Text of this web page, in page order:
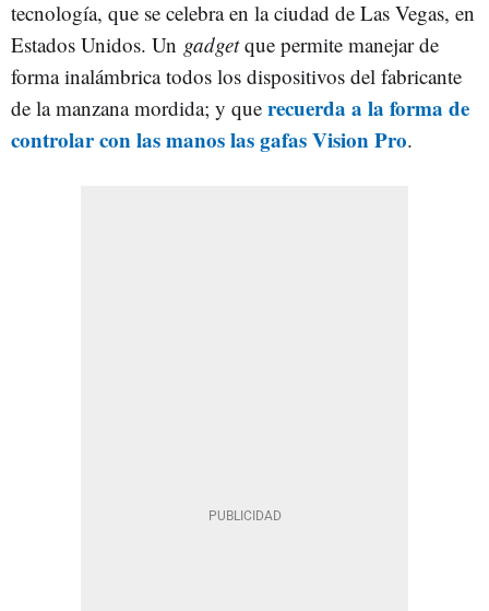
tecnología, que se celebra en la ciudad de Las Vegas, en
Estados Unidos. Un gadgetque permite manejar de
forma inalámbrica todos los dispositivos del fabricante
de la manzana mordida; y que recuerda a la forma de
controlar con las manos las gafas Vision Pro.